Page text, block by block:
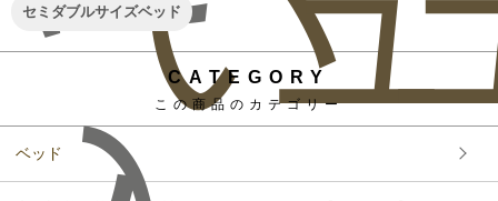
セミダブルサイズベッド
CATEGORY
この商品のカテゴリー
ベッド